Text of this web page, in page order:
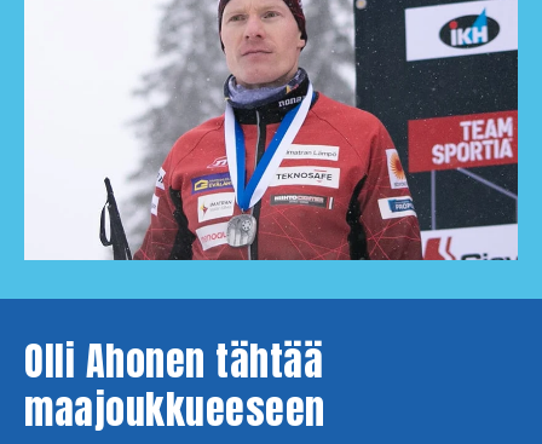
Olli Ahonen tähtää
maajoukkueeseen